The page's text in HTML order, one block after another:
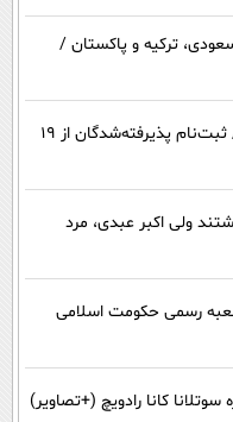
ترکیه و پاکستان /
نتایج آزمون مدارس سمپاد اعلام شد/ ثبت‌نام پذیرفته‌شدگان از ۱۹
ولی اکبر عبدی، مرد
رسمی حکومت اسلامی
کانا رادویچ (+تصاویر)